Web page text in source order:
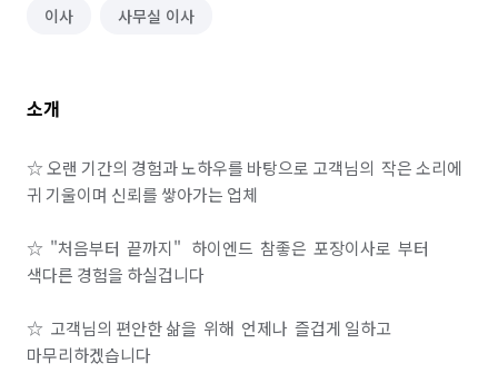
이사 사무실 이사
소개
☆ 오랜 기간의 경험과 노하우를 바탕으로 고객님의  작은 소리에
귀 기울이며 신뢰를 쌓아가는 업체
☆  "처음부터  끝까지"   하이엔드  참좋은  포장이사로  부터
색다른 경험을 하실겁니다
☆  고객님의 편안한 삶을  위해  언제나  즐겁게 일하고
마무리하겠습니다